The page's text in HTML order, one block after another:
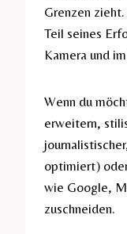
Grenzen
Teil seines
Kamera und
Wenn du
erweitern,
optimiert)
wie Google,
zuschneiden.